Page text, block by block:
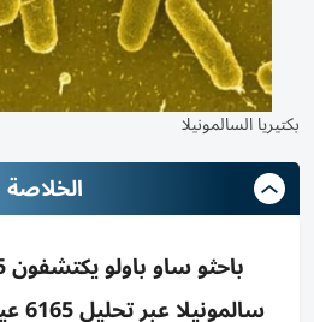
بكتيريا السالمونيلا
الخلاصة